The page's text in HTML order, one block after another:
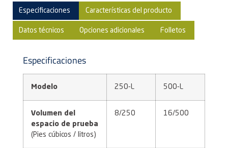
Especificaciones Características del producto
Datos técnicos Opciones adicionales Folletos
Especificaciones
Modelo 250-L 500-L
Volumen del
espacio de prueba
(Pies cúbicos / litros)
8/250 16/500